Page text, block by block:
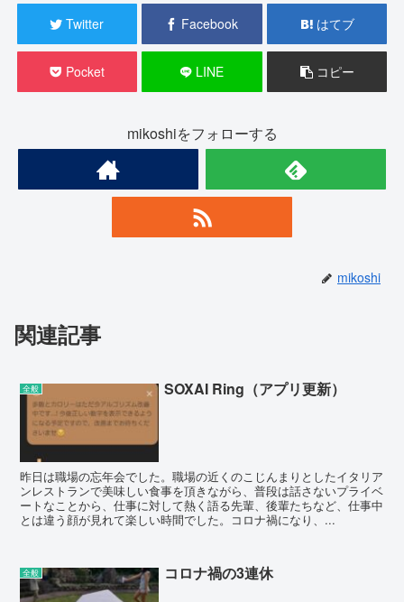
Twitter Facebook はてブ
Pocket LINE コピー
mikoshiをフォローする
mikoshi
関連記事
全般 SOXAI Ring（アプリ更新）
昨日は職場の忘年会でした。職場の近くのこじんまりとしたイタリア
ンレストランで美味しい食事を頂きながら、普段は話さないプライベ
ートなことから、仕事に対して熱く語る先輩、後輩たちなど、仕事中
とは違う顔が見れて楽しい時間でした。コロナ禍になり、...
全般 コロナ禍の3連休